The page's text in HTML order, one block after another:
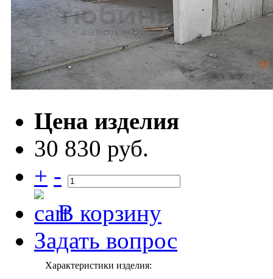
Цена изделия
30 830 руб.
+ -
В корзину
Задать вопрос
Характеристики изделия: